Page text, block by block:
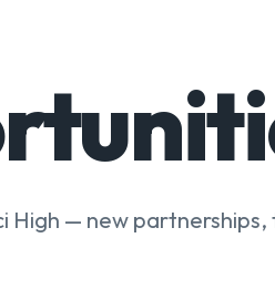
High — new partnerships,